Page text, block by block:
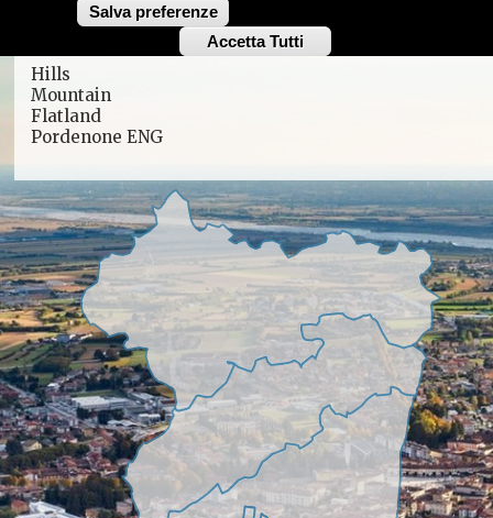
Salva preferenze
Accetta Tutti
Withdraw
An area to be discovered
Hills
Mountain
Flatland
Pordenone ENG